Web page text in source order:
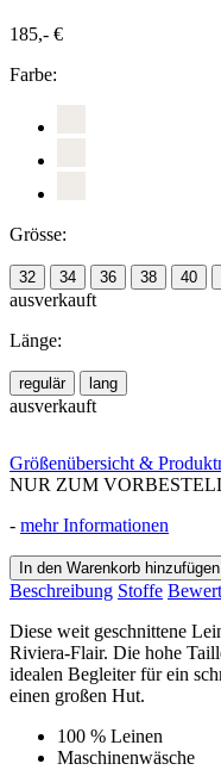
185,- €
Farbe:
Grösse:
32 34 36 38 40
ausverkauft
Länge:
regulär lang
ausverkauft
Größenübersicht &
NUR ZUM
- mehr Informationen
In den Warenkorb hinzufügen
Beschreibung Stoffe
Diese weit geschnittene
Riviera-Flair. Die hohe
idealen Begleiter für ein
einen großen Hut.
100 % Leinen
Maschinenwäsche